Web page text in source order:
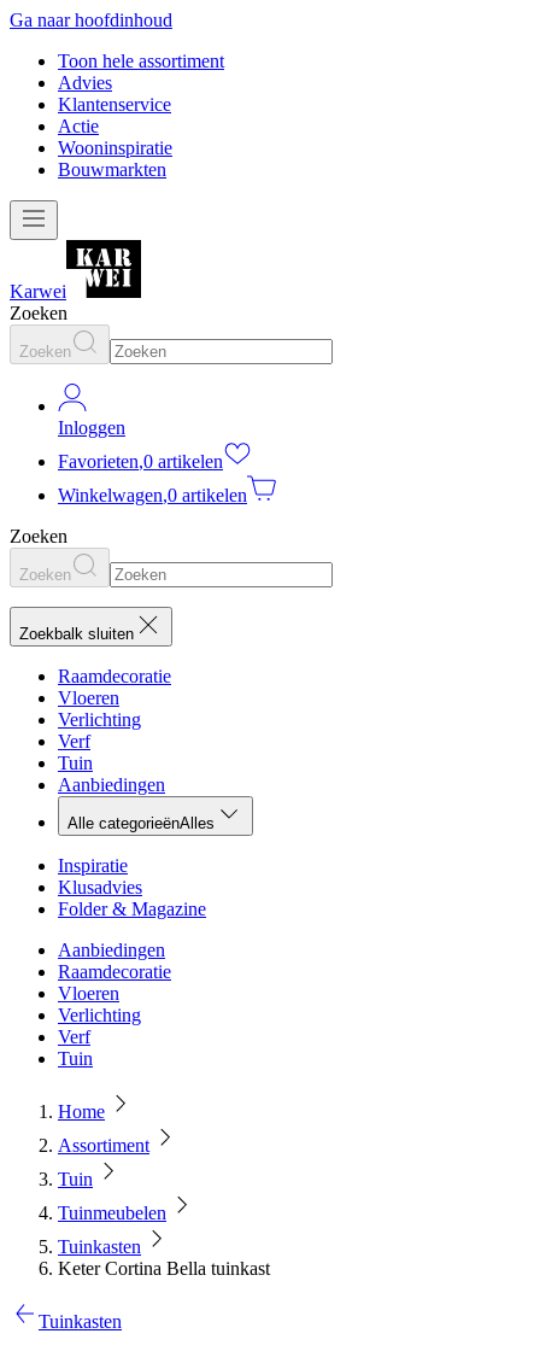
Ga naar hoofdinhoud
Toon hele assortiment
Advies
Klantenservice
Actie
Wooninspiratie
Bouwmarkten
Karwei
Zoeken
Zoeken
Inloggen
Favorieten,0 artikelen
Winkelwagen,0 artikelen
Zoeken
Zoeken
Zoekbalk sluiten
Raamdecoratie
Vloeren
Verlichting
Verf
Tuin
Aanbiedingen
Alle categorieënAlles
Inspiratie
Klusadvies
Folder & Magazine
Aanbiedingen
Raamdecoratie
Vloeren
Verlichting
Verf
Tuin
Home
Assortiment
Tuin
Tuinmeubelen
Tuinkasten
Keter Cortina Bella tuinkast
Tuinkasten